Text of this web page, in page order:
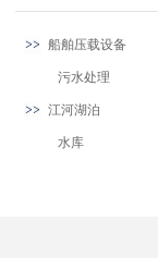
船舶压
污水处理
江河
水库